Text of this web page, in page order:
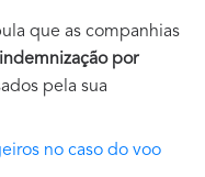
que as companhias
por
pela sua
no caso do voo